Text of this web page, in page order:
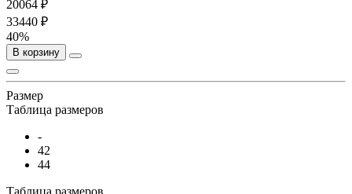
20064 ₽
33440 ₽
40%
В корзину
Размер
Таблица размеров
-
42
44
Таблица размеров